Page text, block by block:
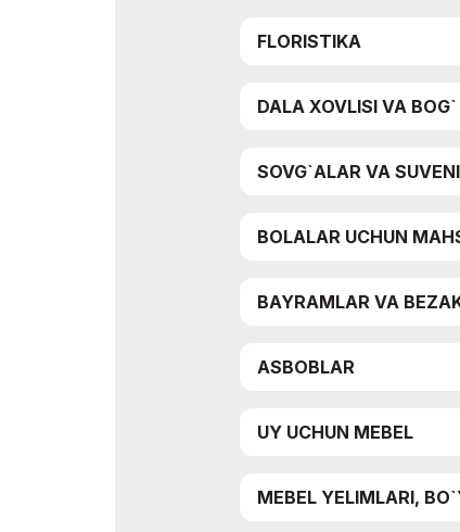
FLORISTIKA
DALA XOVLISI VA BOG`
SOVG`ALAR VA
BOLALAR UCHUN
BAYRAMLAR VA
ASBOBLAR
UY UCHUN MEBEL
MEBEL YELIMLARI,